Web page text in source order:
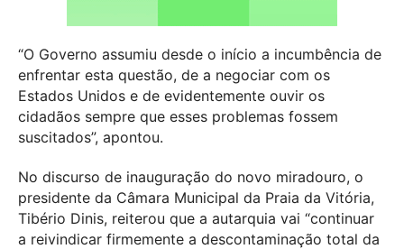
“O Governo assumiu desde o início a incumbência de
enfrentar esta questão, de a negociar com os
Estados Unidos e de evidentemente ouvir os
cidadãos sempre que esses problemas fossem
suscitados”, apontou.
No discurso de inauguração do novo miradouro, o
presidente da Câmara Municipal da Praia da Vitória,
Tibério Dinis, reiterou que a autarquia vai “continuar
a reivindicar firmemente a descontaminação total da